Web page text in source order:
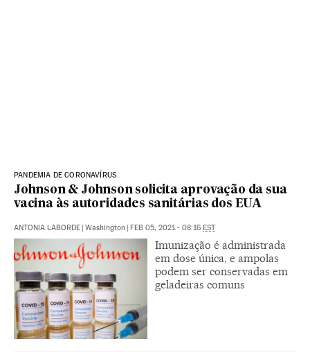
PANDEMIA DE CORONAVÍRUS
Johnson & Johnson solicita aprovação da sua
vacina às autoridades sanitárias dos EUA
ANTONIA LABORDE | Washington | FEB 05, 2021 - 08:16 EST
Imunização é administrada
em dose única, e ampolas
podem ser conservadas em
geladeiras comuns